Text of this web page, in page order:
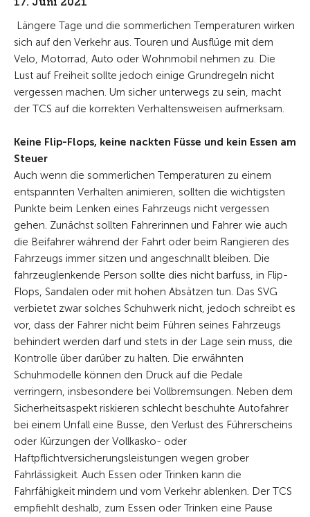
Längere Tage und die sommerlichen Temperaturen wirken
sich auf den Verkehr aus. Touren und Ausflüge mit dem
Velo, Motorrad, Auto oder Wohnmobil nehmen zu. Die
Lust auf Freiheit sollte jedoch einige Grundregeln nicht
vergessen machen. Um sicher unterwegs zu sein, macht
der TCS auf die korrekten Verhaltensweisen aufmerksam.
Keine Flip-Flops, keine nackten Füsse und kein Essen am
Steuer
Auch wenn die sommerlichen Temperaturen zu einem
entspannten Verhalten animieren, sollten die wichtigsten
Punkte beim Lenken eines Fahrzeugs nicht vergessen
gehen. Zunächst sollten Fahrerinnen und Fahrer wie auch
die Beifahrer während der Fahrt oder beim Rangieren des
Fahrzeugs immer sitzen und angeschnallt bleiben. Die
fahrzeuglenkende Person sollte dies nicht barfuss, in Flip-
Flops, Sandalen oder mit hohen Absätzen tun. Das SVG
verbietet zwar solches Schuhwerk nicht, jedoch schreibt es
vor, dass der Fahrer nicht beim Führen seines Fahrzeugs
behindert werden darf und stets in der Lage sein muss, die
Kontrolle über darüber zu halten. Die erwähnten
Schuhmodelle können den Druck auf die Pedale
verringern, insbesondere bei Vollbremsungen. Neben dem
Sicherheitsaspekt riskieren schlecht beschuhte Autofahrer
bei einem Unfall eine Busse, den Verlust des Führerscheins
oder Kürzungen der Vollkasko- oder
Haftpflichtversicherungsleistungen wegen grober
Fahrlässigkeit. Auch Essen oder Trinken kann die
Fahrfähigkeit mindern und vom Verkehr ablenken. Der TCS
empfiehlt deshalb, zum Essen oder Trinken eine Pause